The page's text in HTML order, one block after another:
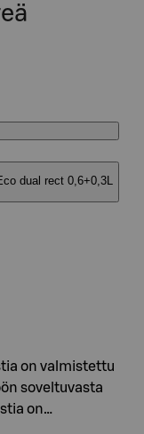
dual rect 0,6+0,3L
on valmistettu
soveltuvasta
on…